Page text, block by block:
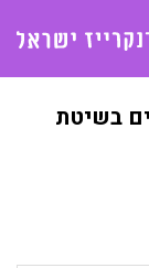
בשיטת